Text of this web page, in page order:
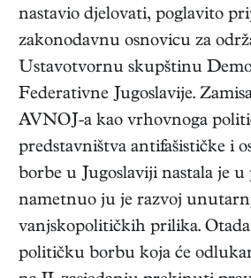
nastavio djelovati, poglavito
zakonodavnu osnovicu za
Ustavotvornu skupštinu
Federativne Jugoslavije.
AVNOJ-a kao vrhovnoga
predstavništva antifašističke i
borbe u Jugoslaviji nastala je u
nametnuo ju je razvoj
vanjskopolitičkih prilika.
političku borbu koja će